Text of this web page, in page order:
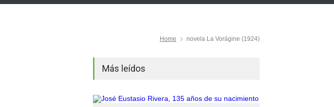
Home novela La Vorágine (1924)
Más leídos